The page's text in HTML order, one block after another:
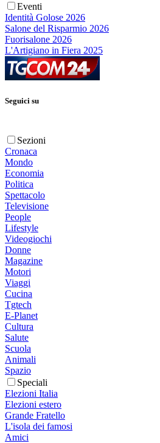
Eventi
Identità Golose 2026
Salone del Risparmio 2026
Fuorisalone 2026
L'Artigiano in Fiera 2025
Seguici su
Sezioni
Cronaca
Mondo
Economia
Politica
Spettacolo
Televisione
People
Lifestyle
Videogiochi
Donne
Magazine
Motori
Viaggi
Cucina
Tgtech
E-Planet
Cultura
Salute
Scuola
Animali
Spazio
Speciali
Elezioni Italia
Elezioni estero
Grande Fratello
L'isola dei famosi
Amici